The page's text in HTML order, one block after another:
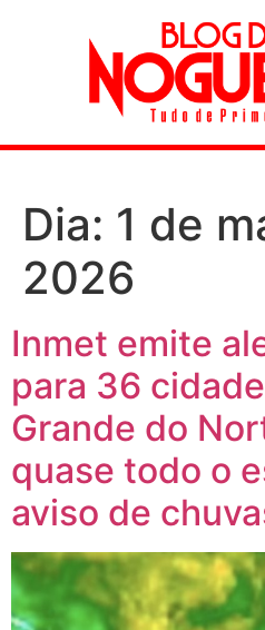
Dia: 1 de
2026
Inmet emite
para 36
Grande do
quase todo o
aviso de